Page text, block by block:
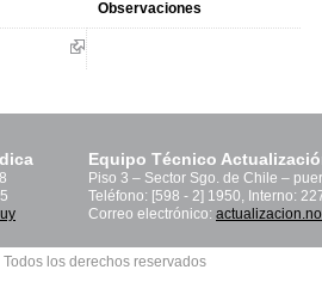
Observaciones
Equipo Técnico
Piso 3 – Sector Sgo. de Chile –
Teléfono: [598 - 2] 1950, Interno:
Correo electrónico:
los derechos reservados